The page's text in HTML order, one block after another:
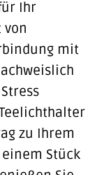
Ihr
von
mit
zu Ihrem
Stück